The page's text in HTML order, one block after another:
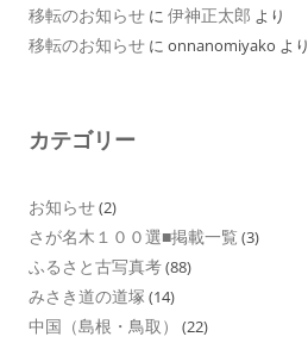
移転のお知らせ に 伊神正太郎 より
移転のお知らせ に onnanomiyako より
カテゴリー
お知らせ(2)
さが名木１００選■掲載一覧 (3)
ふるさと古写真考(88)
みさき道の道塚 (14)
中国（島根・鳥取） (22)